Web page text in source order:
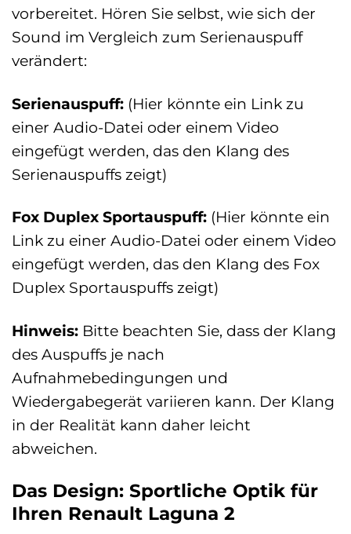
vorbereitet. Hören Sie selbst, wie sich der
Sound im Vergleich zum Serienauspuff
verändert:
Serienauspuff: (Hier könnte ein Link zu
einer Audio-Datei oder einem Video
eingefügt werden, das den Klang des
Serienauspuffs zeigt)
Fox Duplex Sportauspuff: (Hier könnte ein
Link zu einer Audio-Datei oder einem Video
eingefügt werden, das den Klang des Fox
Duplex Sportauspuffs zeigt)
Hinweis: Bitte beachten Sie, dass der Klang
des Auspuffs je nach
Aufnahmebedingungen und
Wiedergabegerät variieren kann. Der Klang
in der Realität kann daher leicht
abweichen.
Das Design: Sportliche Optik für
Ihren Renault Laguna 2